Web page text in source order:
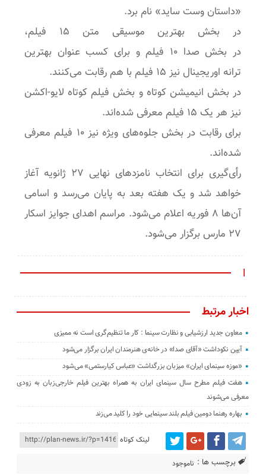
«داستان وست ساید» نام برد.
در بخش بهترین موسیقی متن ۱۵ فیلم،
در بخش صدا ۱۰ فیلم و برای کسب عنوان بهترین
ترانه اوریجینال نیز ۱۵ فیلم با هم رقابت می‌کنند.
در بخش انیمیشن کوتاه و بخش فیلم کوتاه لایو-اکشن
نیز هر یک ۱۵ فیلم معرفی شده‌اند.
برای رقابت در بخش جلوه‌های ویژه نیز ۱۰ فیلم معرفی
شده‌اند.
رأی‌گیری برای انتخاب نامزدهای نهایی ۲۷ ژانویه آغاز
خواهد شد و یک هفته بعد به پایان می‌رسد و اسامی
آن‌ها ۸ فوریه اعلام می‌شود. مراسم اهدای جوایز اسکار
۲۷ مارس برگزار می‌شود.
ا
اخبار مرتبط
معاون جدید ارزشیابی و نظارت سینما : کار ما تنظیم‌گری است نه ممیزی
آیین نکوداشت «آقای صدا» در خانه‌ی هنرمندان ایران برگزار می‌شود
«موزه سینمای ایران» میزبان بزرگداشت «عباس کیارستمی» می‌شود
هفت فیلم مطرح سال سینمای ایران به همراه بهترین فیلم خارجی‌زبان به زودی
معرفی می‌شوند
بهاره رهنما دومین فیلم بلند سینمایی خود را کلید می‌زند
لینک کوتاه
برچسب ها : ناموجود